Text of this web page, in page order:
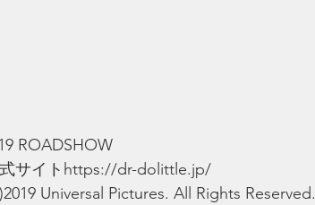
ROADSHOW
サイトhttps://dr-dolittle.jp/
Universal Pictures. All Rights Reserved.